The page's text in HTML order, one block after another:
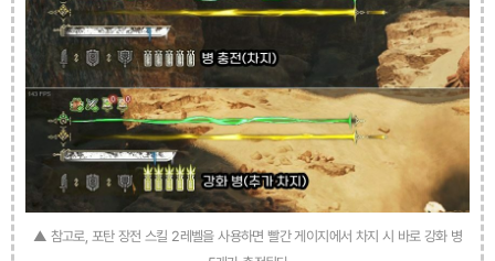
▲ 참고로, 포탄 장전 스킬 2레벨을 사용하면 빨간 게이지에서 차지 시 바로 강화 병